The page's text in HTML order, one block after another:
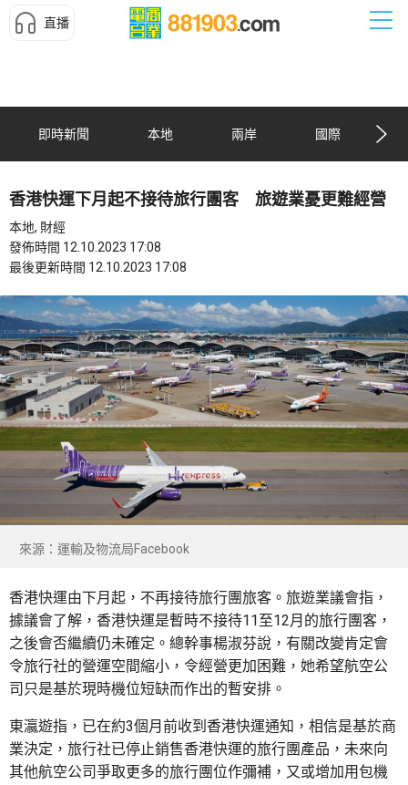
直播
即時新聞 本地 兩岸 國際
香港快運下月起不接待旅行團客 旅遊業憂更難經營
本地, 財經
發佈時間 12.10.2023 17:08
最後更新時間 12.10.2023 17:08
來源：運輸及物流局Facebook
香港快運由下月起，不再接待旅行團旅客。旅遊業議會指，
據議會了解，香港快運是暫時不接待11至12月的旅行團客，
之後會否繼續仍未確定。總幹事楊淑芬說，有關改變肯定會
令旅行社的營運空間縮小，令經營更加困難，她希望航空公
司只是基於現時機位短缺而作出的暫安排。
東瀛遊指，已在約3個月前收到香港快運通知，相信是基於商
業決定，旅行社已停止銷售香港快運的旅行團產品，未來向
其他航空公司爭取更多的旅行團位作彌補，又或增加用包機